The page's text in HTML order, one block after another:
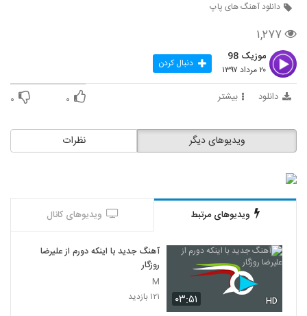
45
سجاد حاتمی آهنگ عزیزترینی
46
Derayan Toro Mikham
۹۴۰ بازدید
48
دانلود آهنگ وصال امیری تقدیر
۱,۷۱۶ بازدید
دانلود آهنگ سیامک عباسی من دیوانه نیستم
۸۲۸ بازدید
دانلود آهنگ های پاپ
۱,۲۷۷
موزیک 98
۲۰ مرداد ۱۳۹۷ دنبال کردن
دانلود بیشتر ۰ ۰
نظرات ویدیوهای دیگر
ویدیوهای مرتبط ویدیوهای کانال
۰۳:۵۱ HD
آهنگ جدید با اینکه دورم از علیرضا
روزگار
M
۱۲۱ بازدید